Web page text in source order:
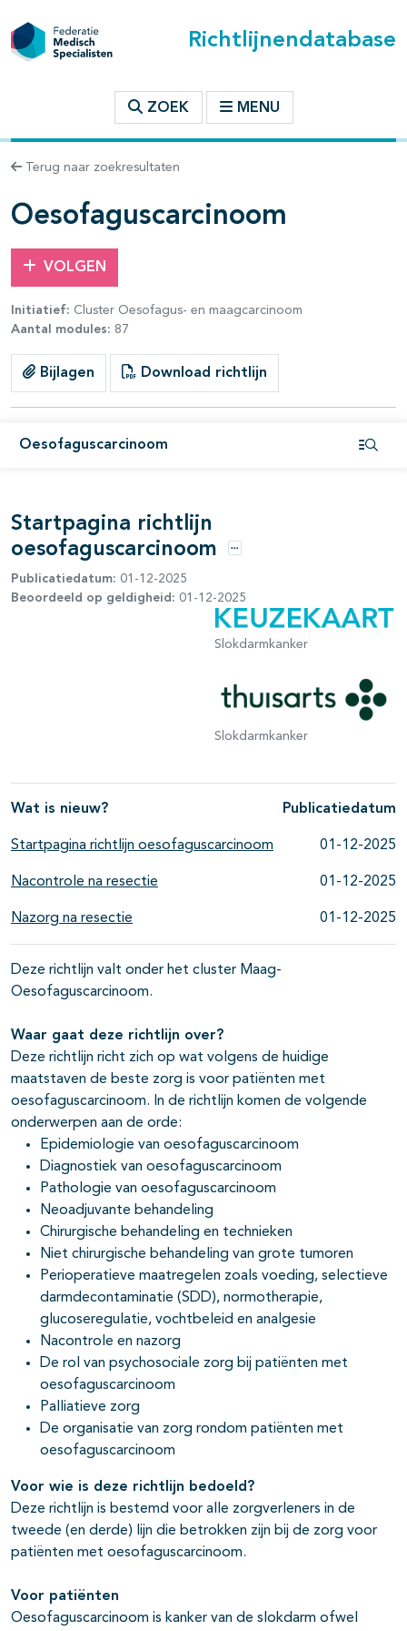
Richtlijnendatabase
ZOEK MENU
Terug naar zoekresultaten
Oesofaguscarcinoom
VOLGEN
Initiatief: Cluster Oesofagus- en maagcarcinoom
Aantal modules: 87
Bijlagen Download richtlijn
Oesofaguscarcinoom
binnen deze richtlijn
open- en dichtklappen
open- en dichtklappen
open- en dichtklappen
open- en dichtklappen
Startpagina richtlijn
oesofaguscarcinoom
Opties
Publicatiedatum: 01-12-2025
Beoordeeld op geldigheid: 01-12-2025
Slokdarmkanker
Slokdarmkanker
Wat is nieuw? Publicatiedatum
Startpagina richtlijn oesofaguscarcinoom 01-12-2025
Nacontrole na resectie 01-12-2025
Nazorg na resectie 01-12-2025
Deze richtlijn valt onder het cluster Maag-
Oesofaguscarcinoom.
Waar gaat deze richtlijn over?
Deze richtlijn richt zich op wat volgens de huidige
maatstaven de beste zorg is voor patiënten met
oesofaguscarcinoom. In de richtlijn komen de volgende
onderwerpen aan de orde:
Epidemiologie van oesofaguscarcinoom
Diagnostiek van oesofaguscarcinoom
Pathologie van oesofaguscarcinoom
Neoadjuvante behandeling
Chirurgische behandeling en technieken
Niet chirurgische behandeling van grote tumoren
Perioperatieve maatregelen zoals voeding, selectieve
darmdecontaminatie (SDD), normotherapie,
glucoseregulatie, vochtbeleid en analgesie
Nacontrole en nazorg
De rol van psychosociale zorg bij patiënten met
oesofaguscarcinoom
Palliatieve zorg
De organisatie van zorg rondom patiënten met
oesofaguscarcinoom
Voor wie is deze richtlijn bedoeld?
Deze richtlijn is bestemd voor alle zorgverleners in de
tweede (en derde) lijn die betrokken zijn bij de zorg voor
patiënten met oesofaguscarcinoom.
Voor patiënten
Oesofaguscarcinoom is kanker van de slokdarm ofwel